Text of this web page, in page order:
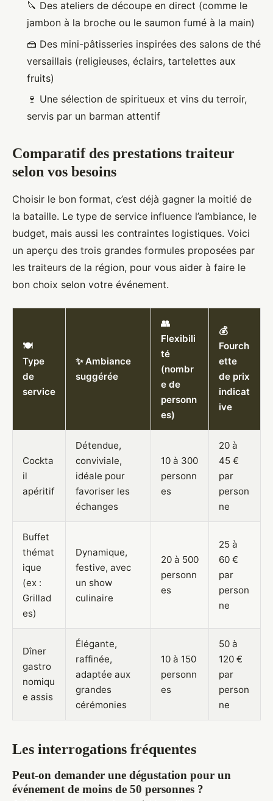
🔪 Des ateliers de découpe en direct (comme le
jambon à la broche ou le saumon fumé à la main)
🍰 Des mini-pâtisseries inspirées des salons de thé
versaillais (religieuses, éclairs, tartelettes aux
fruits)
🍷 Une sélection de spiritueux et vins du terroir,
servis par un barman attentif
Comparatif des prestations traiteur
selon vos besoins
Choisir le bon format, c’est déjà gagner la moitié de
la bataille. Le type de service influence l’ambiance, le
budget, mais aussi les contraintes logistiques. Voici
un aperçu des trois grandes formules proposées par
les traiteurs de la région, pour vous aider à faire le
bon choix selon votre événement.
🍽️
Type
de
service
✨ Ambiance
suggérée
👥
Flexibili
té
(nombr
e de
personn
es)
💰
Fourch
ette
de prix
indicat
ive
Cockta
il
apéritif
Détendue,
conviviale,
idéale pour
favoriser les
échanges
10 à 300
personn
es
20 à
45 €
par
person
ne
Buffet
thémat
ique
(ex :
Grillad
es)
Dynamique,
festive, avec
un show
culinaire
20 à 500
personn
es
25 à
60 €
par
person
ne
Dîner
gastro
nomiqu
e assis
Élégante,
raffinée,
adaptée aux
grandes
cérémonies
10 à 150
personn
es
50 à
120 €
par
person
ne
Les interrogations fréquentes
Peut-on demander une dégustation pour un
événement de moins de 50 personnes ?